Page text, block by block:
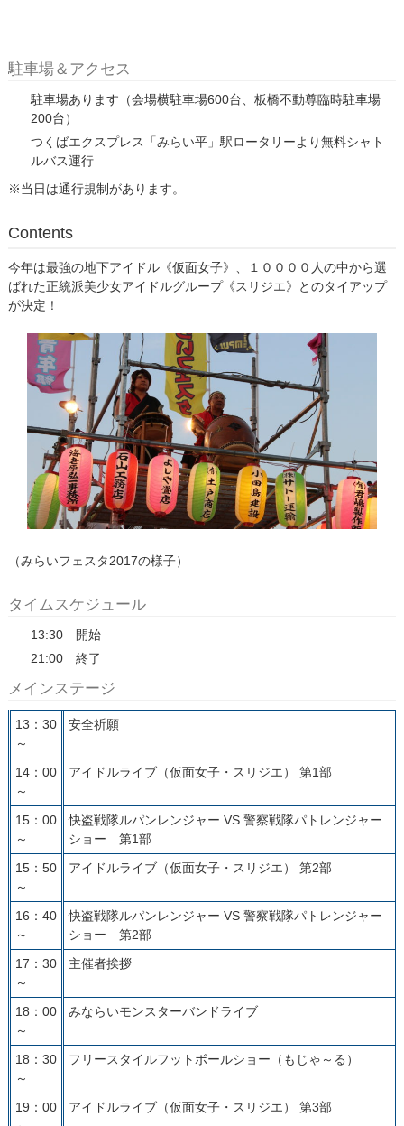
駐車場＆アクセス
駐車場あります（会場横駐車場600台、板橋不動尊臨時駐車場
200台）
つくばエクスプレス「みらい平」駅ロータリーより無料シャト
ルバス運行
※当日は通行規制があります。
Contents
今年は最強の地下アイドル《仮面女子》、１００００人の中から選
ばれた正統派美少女アイドルグループ《スリジエ》とのタイアップ
が決定！
（みらいフェスタ2017の様子）
タイムスケジュール
13:30 開始
21:00 終了
メインステージ
13：30
～
安全祈願
14：00
～
アイドルライブ（仮面女子・スリジエ） 第1部
15：00
～
快盗戦隊ルパンレンジャー VS 警察戦隊パトレンジャー
ショー 第1部
15：50
～
アイドルライブ（仮面女子・スリジエ） 第2部
16：40
～
快盗戦隊ルパンレンジャー VS 警察戦隊パトレンジャー
ショー 第2部
17：30
～
主催者挨拶
18：00
～
みならいモンスターバンドライブ
18：30
～
フリースタイルフットボールショー（もじゃ～る）
19：00
アイドルライブ（仮面女子・スリジエ） 第3部